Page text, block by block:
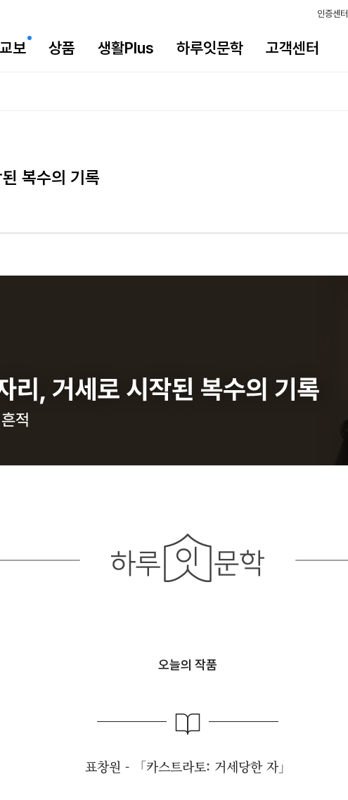
인증센터
보 상품 생활Plus 하루잇문학 고객센터
복수의 기록
오늘의 작품
표창원 - 「카스트라토: 거세당한 자」